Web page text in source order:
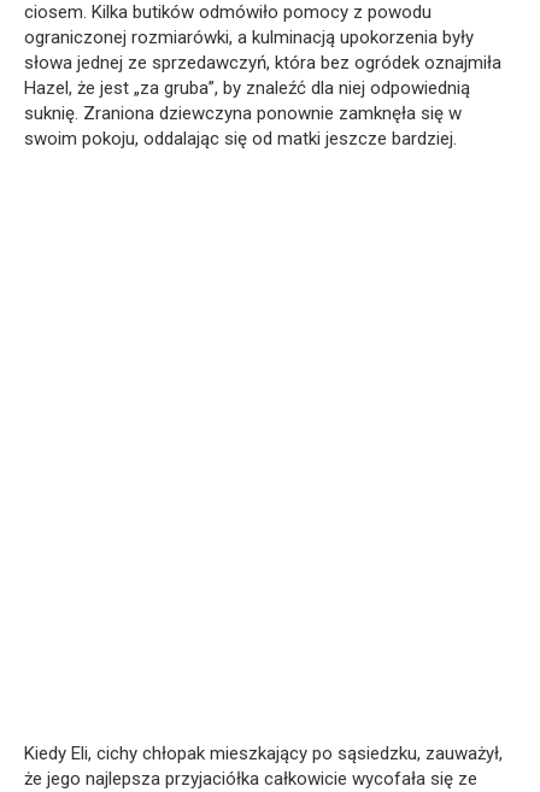
ciosem. Kilka butików odmówiło pomocy z powodu
ograniczonej rozmiarówki, a kulminacją upokorzenia były
słowa jednej ze sprzedawczyń, która bez ogródek oznajmiła
Hazel, że jest „za gruba”, by znaleźć dla niej odpowiednią
suknię. Zraniona dziewczyna ponownie zamknęła się w
swoim pokoju, oddalając się od matki jeszcze bardziej.
Kiedy Eli, cichy chłopak mieszkający po sąsiedzku, zauważył,
że jego najlepsza przyjaciółka całkowicie wycofała się ze